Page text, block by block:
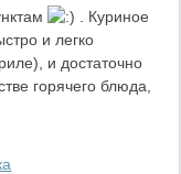
. Куриное
и легко
и достаточно
горячего блюда,